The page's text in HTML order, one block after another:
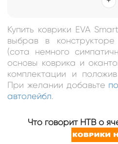
Купить коврики EVA
выбрав в
(сота немного
основы коврика и
комплектации и
При желании добавьте
автолейбл.
Что говорит НТВ о